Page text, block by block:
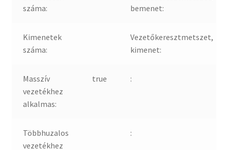
száma:
bemenet:
Kimenetek
száma:
Vezetőkeresztmetszet,
kimenet:
Masszív
vezetékhez
alkalmas:
true :
Többhuzalos
vezetékhez
: